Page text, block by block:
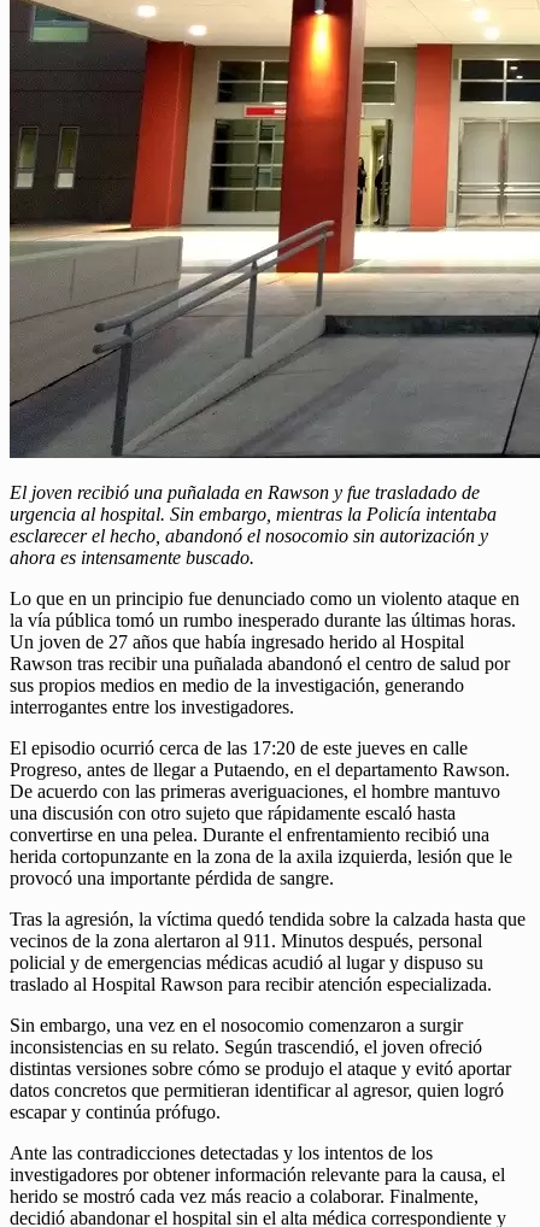
El joven recibió una puñalada en Rawson y fue trasladado de
urgencia al hospital. Sin embargo, mientras la Policía intentaba
esclarecer el hecho, abandonó el nosocomio sin autorización y
ahora es intensamente buscado.
Lo que en un principio fue denunciado como un violento ataque en
la vía pública tomó un rumbo inesperado durante las últimas horas.
Un joven de 27 años que había ingresado herido al Hospital
Rawson tras recibir una puñalada abandonó el centro de salud por
sus propios medios en medio de la investigación, generando
interrogantes entre los investigadores.
El episodio ocurrió cerca de las 17:20 de este jueves en calle
Progreso, antes de llegar a Putaendo, en el departamento Rawson.
De acuerdo con las primeras averiguaciones, el hombre mantuvo
una discusión con otro sujeto que rápidamente escaló hasta
convertirse en una pelea. Durante el enfrentamiento recibió una
herida cortopunzante en la zona de la axila izquierda, lesión que le
provocó una importante pérdida de sangre.
Tras la agresión, la víctima quedó tendida sobre la calzada hasta que
vecinos de la zona alertaron al 911. Minutos después, personal
policial y de emergencias médicas acudió al lugar y dispuso su
traslado al Hospital Rawson para recibir atención especializada.
Sin embargo, una vez en el nosocomio comenzaron a surgir
inconsistencias en su relato. Según trascendió, el joven ofreció
distintas versiones sobre cómo se produjo el ataque y evitó aportar
datos concretos que permitieran identificar al agresor, quien logró
escapar y continúa prófugo.
Ante las contradicciones detectadas y los intentos de los
investigadores por obtener información relevante para la causa, el
herido se mostró cada vez más reacio a colaborar. Finalmente,
decidió abandonar el hospital sin el alta médica correspondiente y